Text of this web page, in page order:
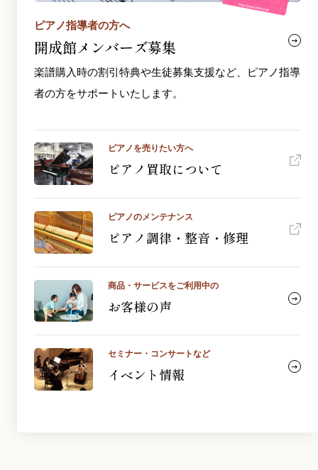
ピアノ指導者の方へ
開成館メンバーズ募集
楽譜購入時の割引特典や生徒募集支援など、ピアノ指導
者の方をサポートいたします。
ピアノを売りたい方へ
ピアノ買取について
ピアノのメンテナンス
ピアノ調律・整音・修理
商品・サービスをご利用中の
お客様の声
セミナー・コンサートなど
イベント情報